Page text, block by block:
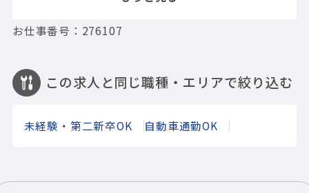
お仕事番号：276107
この求人と同じ職種・エリアで絞り込む
未経験・第二新卒OK 自動車通勤OK